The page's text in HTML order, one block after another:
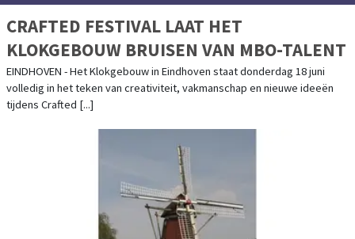
CRAFTED FESTIVAL LAAT HET
KLOKGEBOUW BRUISEN VAN MBO-TALENT
EINDHOVEN - Het Klokgebouw in Eindhoven staat donderdag 18 juni
volledig in het teken van creativiteit, vakmanschap en nieuwe ideeën
tijdens Crafted [...]